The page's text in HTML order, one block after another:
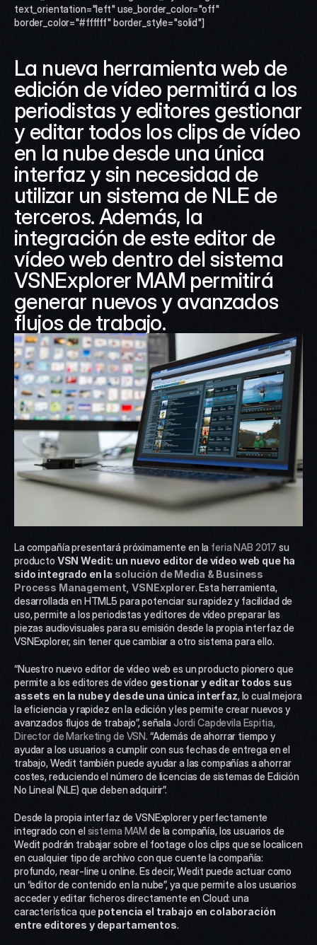
text_orientation="left" use_border_color="off"
border_color="#ffffff" border_style="solid"]
La nueva herramienta web de
edición de vídeo permitirá a los
periodistas y editores gestionar
y editar todos los clips de vídeo
en la nube desde una única
interfaz y sin necesidad de
utilizar un sistema de NLE de
terceros. Además, la
integración de este editor de
vídeo web dentro del sistema
VSNExplorer MAM permitirá
generar nuevos y avanzados
flujos de trabajo.
La compañía presentará próximamente en la feria NAB 2017 su
producto VSN Wedit: un nuevo editor de vídeo web que ha
sido integrado en la solución de Media & Business
Process Management, VSNExplorer. Esta herramienta,
desarrollada en HTML5 para potenciar su rapidez y facilidad de
uso, permite a los periodistas y editores de vídeo preparar las
piezas audiovisuales para su emisión desde la propia interfaz de
VSNExplorer, sin tener que cambiar a otro sistema para ello.
“Nuestro nuevo editor de vídeo web es un producto pionero que
permite a los editores de vídeo gestionar y editar todos sus
assets en la nube y desde una única interfaz, lo cual mejora
la eficiencia y rapidez en la edición y les permite crear nuevos y
avanzados flujos de trabajo”, señala Jordi Capdevila Espitia,
Director de Marketing de VSN. “Además de ahorrar tiempo y
ayudar a los usuarios a cumplir con sus fechas de entrega en el
trabajo, Wedit también puede ayudar a las compañías a ahorrar
costes, reduciendo el número de licencias de sistemas de Edición
No Lineal (NLE) que deben adquirir”.
Desde la propia interfaz de VSNExplorer y perfectamente
integrado con el sistema MAM de la compañía, los usuarios de
Wedit podrán trabajar sobre el footage o los clips que se localicen
en cualquier tipo de archivo con que cuente la compañía:
profundo, near-line u online. Es decir, Wedit puede actuar como
un “editor de contenido en la nube”, ya que permite a los usuarios
acceder y editar ficheros directamente en Cloud: una
característica que potencia el trabajo en colaboración
entre editores y departamentos.